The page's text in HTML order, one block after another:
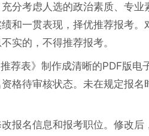
分考虑人选的政治素质、专
和一贯表现，择优推荐报考
实的，不得推荐报考。
荐表》制作成清晰的PDF版电
格待审核状态。未在规定报
报名信息和报考职位。修改